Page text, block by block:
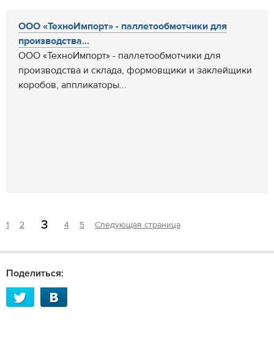
ООО «ТехноИмпорт» - паллетообмотчики для
производства...
ООО «ТехноИмпорт» - паллетообмотчики для
производства и склада, формовщики и заклейщики
коробов, аппликаторы...
1 2 3 4 5 Следующая страница
Поделиться: